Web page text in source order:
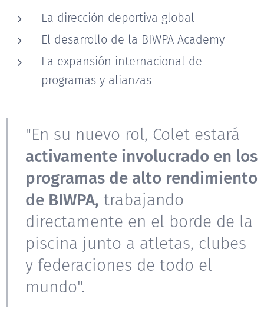
La dirección deportiva global
El desarrollo de la BIWPA Academy
La expansión internacional de
programas y alianzas
"En su nuevo rol, Colet estará
activamente involucrado en los
programas de alto rendimiento
de BIWPA, trabajando
directamente en el borde de la
piscina junto a atletas, clubes
y federaciones de todo el
mundo".